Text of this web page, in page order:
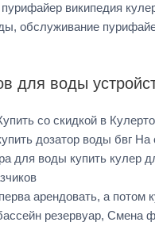
пурифайер википедия
обслуживание
для воды
со скидкой в
дозатор воды бвг
для воды купить кулер
арендовать, а потом
резервуар, Смена